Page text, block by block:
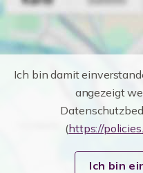
Ich bin damit
angezeigt
(https://
Ich bin